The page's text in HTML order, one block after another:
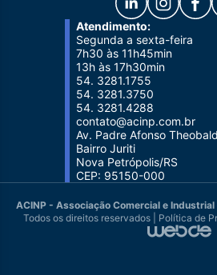
Atendimento:
Segunda a sexta-feira
7h30 às 11h45min
13h às 17h30min
54. 3281.1755
54. 3281.3750
54. 3281.4288
contato@acinp.com.br
Av. Padre Afonso
Bairro Juriti
Nova Petrópolis/RS
CEP: 95150-000
ACINP - Associação Comercial e
Todos os direitos reservados | Política de